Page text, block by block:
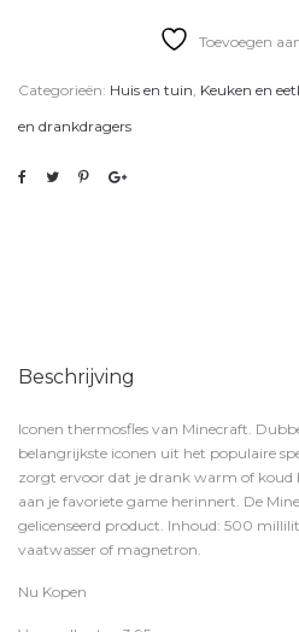
Toevoegen
Categorieën: Huis en tuin, Keuken en
en drankdragers
Beschrijving
Iconen thermosfles van Minecraft.
belangrijkste iconen uit het populaire
zorgt ervoor dat je drank warm of
aan je favoriete game herinnert. De
gelicenseerd product. Inhoud: 500
vaatwasser of magnetron.
Nu Kopen